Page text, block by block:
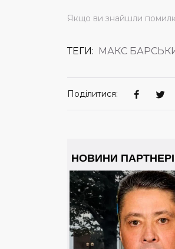
Якщо ви знайшли помилку
ТЕГИ: МАКС
Поділитися: